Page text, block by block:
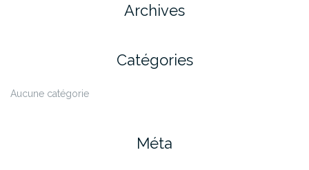
Archives
Catégories
Aucune catégorie
Méta